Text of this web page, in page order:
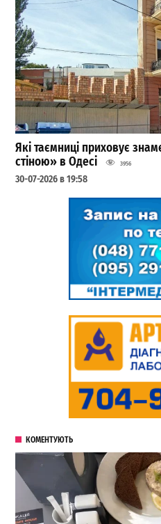
Які таємниці приховує
стіною» в Одесі
3956
30-07-2026 в 19:58
КОМЕНТУЮТЬ